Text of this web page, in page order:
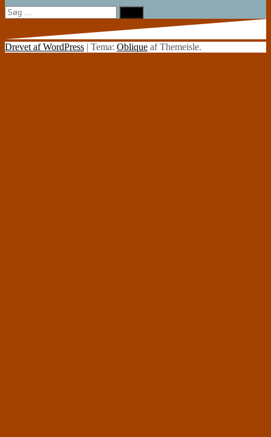
Søg
efter:
Drevet af WordPress | Tema: Oblique af Themeisle.